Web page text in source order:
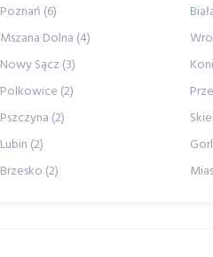
Poznań (6)
Mszana Dolna (4)
Nowy Sącz (3)
Polkowice (2)
Pszczyna (2)
Lubin (2)
Brzesko (2)